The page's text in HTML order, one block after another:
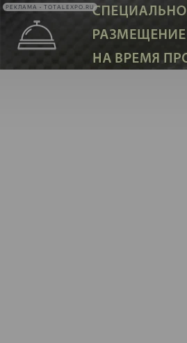
РЕКЛАМА • TOTALEXPO.RU